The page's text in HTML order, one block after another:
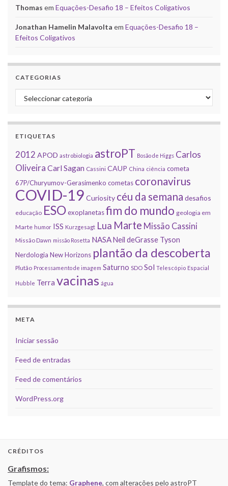
Thomas em Equações-Desafio 18 – Efeitos Coligativos
Jonathan Hamelin Malavolta em Equações-Desafio 18 –
Efeitos Coligativos
CATEGORIAS
Categorias
ETIQUETAS
2012 APOD astrobiologia astroPT Bosão de Higgs Carlos
Oliveira Carl Sagan Cassini CAUP China ciência cometa
67P/Churyumov-Gerasimenko cometas coronavirus
COVID-19 Curiosity céu da semana desafios
educação ESOexoplanetasfim do mundo geologia em
Marte humor ISS Kurzgesagt Lua Marte Missão Cassini
Missão Dawn missão Rosetta NASANeil deGrasse Tyson
Nerdologia New Horizons plantão da descoberta
Plutão Processamento de imagem Saturno SDO Sol Telescópio Espacial
Hubble Terra vacinas água
META
Iniciar sessão
Feed de entradas
Feed de comentários
WordPress.org
CRÉDITOS
Grafismos:
Template do tema: Graphene, com alterações pelo astroPT